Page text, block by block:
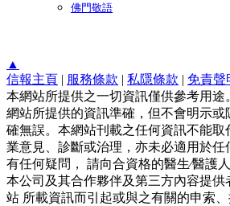
佛門敬語
▲
信報主頁 | 服務條款 | 私隱條款 | 免責聲
本網站所提供之一切資訊僅供參考用
網站所提供的資訊準確，但不會明示
確無誤。本網站刊載之任何資訊不能取
業意見、診斷或治理，亦未必適用於任
有任何疑問， 請向合資格的醫生∕醫護人
本公司及其合作夥伴及第三方內容提供
站 所載資訊而引起或與之有關的申索